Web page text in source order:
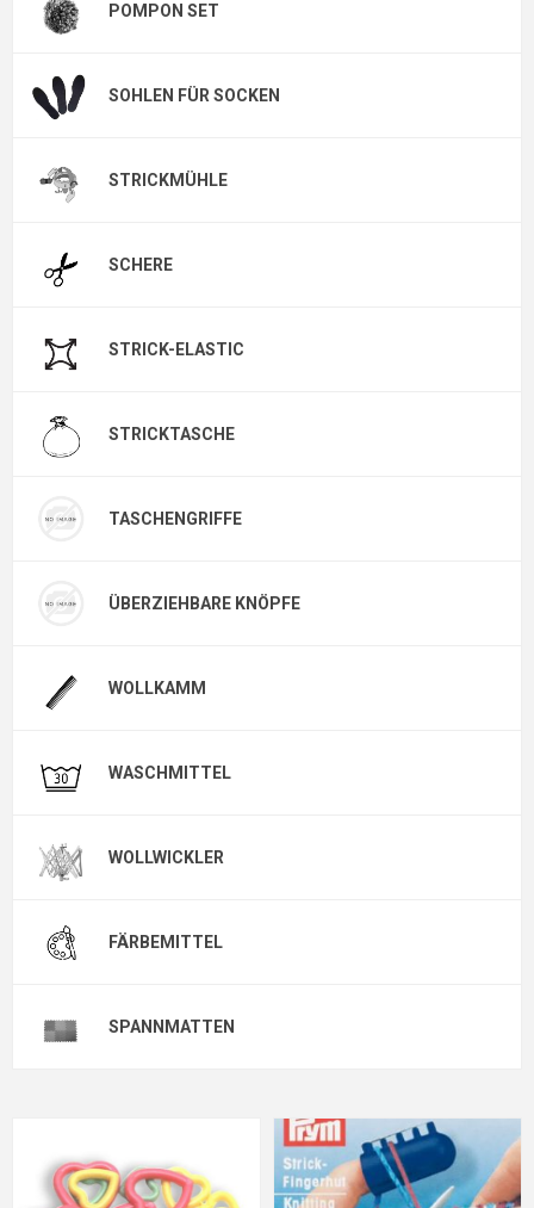
POMPON SET
SOHLEN FÜR SOCKEN
STRICKMÜHLE
SCHERE
STRICK-ELASTIC
STRICKTASCHE
TASCHENGRIFFE
ÜBERZIEHBARE KNÖPFE
WOLLKAMM
WASCHMITTEL
WOLLWICKLER
FÄRBEMITTEL
SPANNMATTEN